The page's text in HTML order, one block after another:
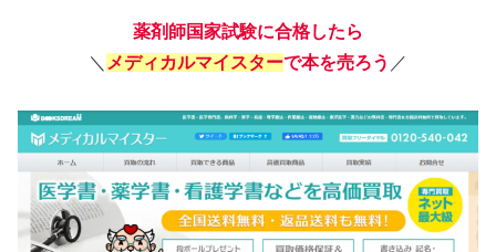
薬剤師国家試験に合格したら
＼ メディカルマイスターで本を売ろう ／